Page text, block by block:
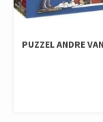
PUZZEL ANDRE